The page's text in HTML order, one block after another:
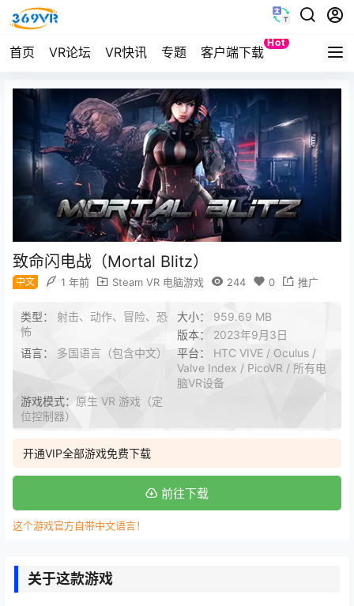
首页 VR论坛 VR快讯 专题 客户端下载
Hot
Quest
致命闪电战（Mortal Blitz）
中文 1 年前 Steam VR 电脑游戏 244 0 推广
类型： 射击、动作、冒险、恐
怖
大小： 959.69 MB
版本： 2023年9月3日
语言： 多国语言（包含中文） 平台： HTC VIVE / Oculus /
Valve Index / PicoVR / 所有电
脑VR设备
游戏模式： 原生 VR 游戏（定
位控制器）
开通VIP全部游戏免费下载
前往下载
这个游戏官方自带中文语言！
关于这款游戏